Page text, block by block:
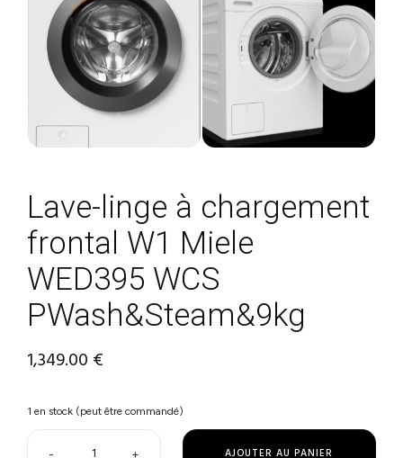
Lave-linge à chargement
frontal W1 Miele
WED395 WCS
PWash&Steam&9kg
1,349.00 €
1 en stock (peut être commandé)
+
- AJOUTER AU PANIER